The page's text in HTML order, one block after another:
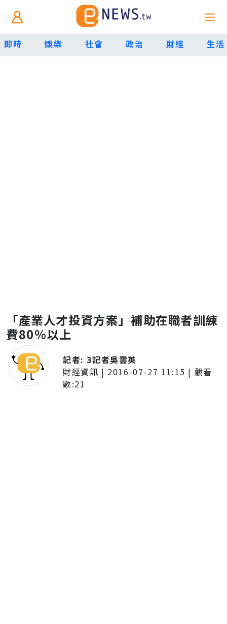
即時 娛樂 社會 政治 財經 生活
「產業人才投資方案」補助在職者訓練
費80%以上
記者:3記者吳雲英
財經資訊 | 2016-07-27 11:15 | 觀看
數:21